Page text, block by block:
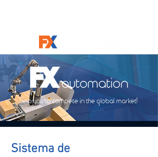
help you to compete in the global market!
Sistema de